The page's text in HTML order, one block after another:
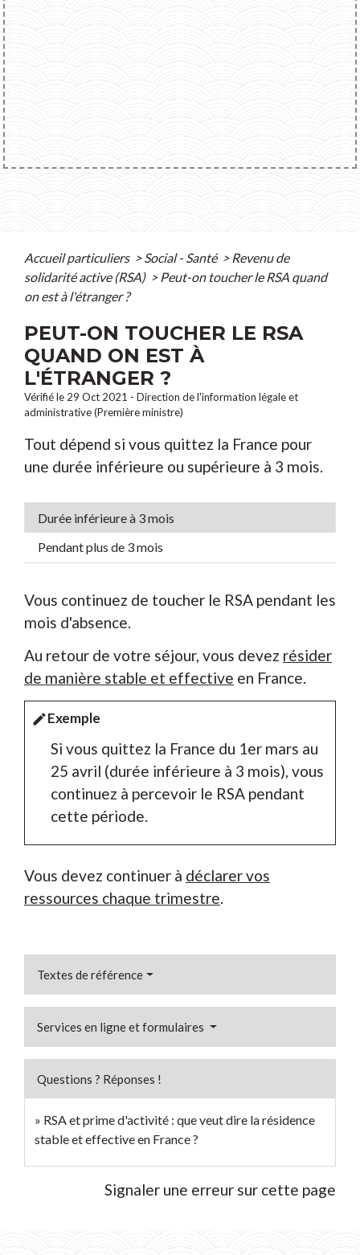
Accueil particuliers > Social - Santé > Revenu de
solidarité active (RSA) > Peut-on toucher le RSA quand
on est à l'étranger ?
PEUT-ON TOUCHER LE RSA
QUAND ON EST À
L'ÉTRANGER ?
Vérifié le 29 Oct 2021 - Direction de l'information légale et
administrative (Première ministre)
Tout dépend si vous quittez la France pour
une durée inférieure ou supérieure à 3 mois.
Durée inférieure à 3 mois
Pendant plus de 3 mois
Vous continuez de toucher le RSA pendant les
mois d'absence.
Au retour de votre séjour, vous devez résider
de manière stable et effective en France.
editExemple
Si vous quittez la France du 1er mars au
25 avril (durée inférieure à 3 mois), vous
continuez à percevoir le RSA pendant
cette période.
Vous devez continuer à déclarer vos
ressources chaque trimestre.
Textes de référence
Services en ligne et formulaires
Questions ? Réponses !
RSA et prime d'activité : que veut dire la résidence
stable et effective en France ?
Signaler une erreur sur cette page